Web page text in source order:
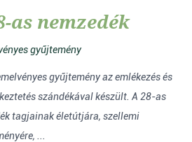
as nemzedék
gyűjtemény
gyűjtemény az emlékezés és
szándékával készült. A 28-as
tagjainak életútjára, szellemi
...